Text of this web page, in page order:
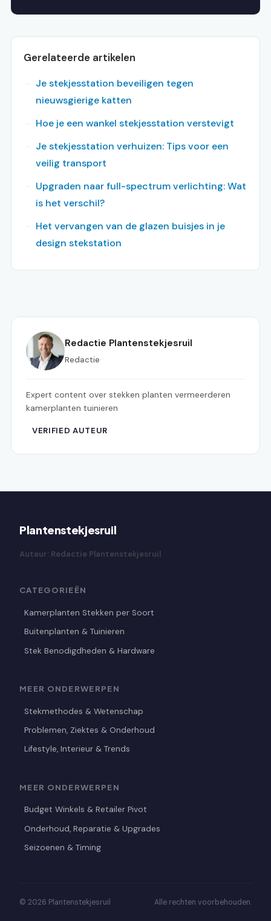
Gerelateerde artikelen
Je stekjesstation beveiligen tegen
nieuwsgierige katten
Hoe je een wankel stekjesstation verstevigt
Je stekjesstation verhuizen: Tips voor een
veilig transport
Upgraden naar full-spectrum verlichting: Wat
is het verschil?
Het vervangen van de glazen buisjes in je
design stekstation
Redactie Plantenstekjesruil
Redactie
Expert content over stekken planten vermeerderen
kamerplanten tuinieren
VERIFIED AUTEUR
Plantenstekjesruil
Auteur: Redactie Plantenstekjesruil
CATEGORIEËN
Kamerplanten Stekken per Soort
Buitenplanten & Tuinieren
Stek Benodigdheden & Hardware
MEER ONDERWERPEN
Stekmethodes & Wetenschap
Problemen, Ziektes & Onderhoud
Lifestyle, Interieur & Trends
MEER ONDERWERPEN
Budget Winkels & Retailer Pivot
Onderhoud, Reparatie & Upgrades
Seizoenen & Timing
© 2026 Plantenstekjesruil Alle rechten voorbehouden.